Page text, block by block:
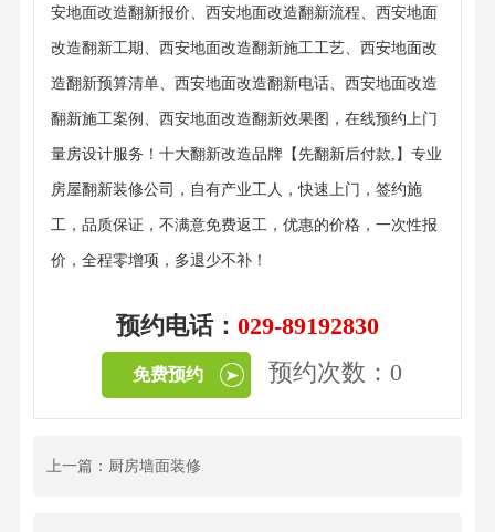
安地面改造翻新报价、西安地面改造翻新流程、西安地面
改造翻新工期、西安地面改造翻新施工工艺、西安地面改
造翻新预算清单、西安地面改造翻新电话、西安地面改造
翻新施工案例、西安地面改造翻新效果图，在线预约上门
量房设计服务！十大翻新改造品牌【先翻新后付款,】专业
房屋翻新装修公司，自有产业工人，快速上门，签约施
工，品质保证，不满意免费返工，优惠的价格，一次性报
价，全程零增项，多退少不补！
预约电话： 029-89192830
免费预约 预约次数：0
上一篇：厨房墙面装修